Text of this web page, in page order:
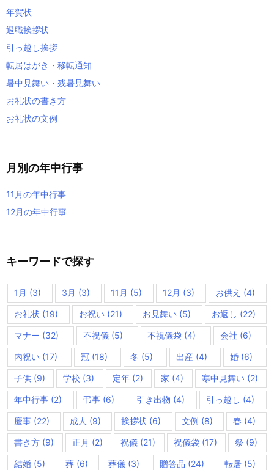
年賀状
退職挨拶状
引っ越し挨拶
転居はがき・移転通知
暑中見舞い・残暑見舞い
お礼状の書き方
お礼状の文例
月別の年中行事
11月の年中行事
12月の年中行事
キーワードで探す
1月 (3) 3月 (3) 11月 (5) 12月 (3) お供え (4)
お礼状 (19) お祝い(21) お見舞い (5) お返し (22)
マナー (32) 不祝儀 (5) 不祝儀袋 (4) 会社 (6)
内祝い (17) 冠(18) 冬 (5) 出産(4) 婚 (6)
子供 (9) 学校 (3) 定年(2) 家 (4) 寒中見舞い(2)
年中行事 (2) 弔事 (6) 引き出物 (4) 引っ越し (4)
慶事 (22) 成人 (9) 挨拶状 (6) 文例 (8) 春 (4)
書き方 (9) 正月 (2) 祝儀 (21) 祝儀袋(17) 祭 (9)
結婚 (5) 葬 (6) 葬儀 (3) 贈答品 (24) 転居 (5)